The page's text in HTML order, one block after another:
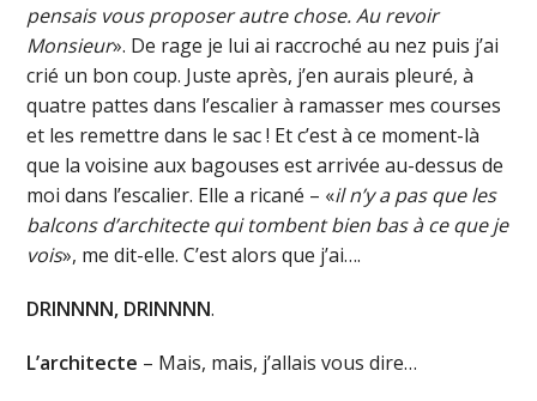
pensais vous proposer autre chose. Au revoir
Monsieur». De rage je lui ai raccroché au nez puis j’ai
crié un bon coup. Juste après, j’en aurais pleuré, à
quatre pattes dans l’escalier à ramasser mes courses
et les remettre dans le sac ! Et c’est à ce moment-là
que la voisine aux bagouses est arrivée au-dessus de
moi dans l’escalier. Elle a ricané – «il n’y a pas que les
balcons d’architecte qui tombent bien bas à ce que je
vois», me dit-elle. C’est alors que j’ai….
DRINNNN, DRINNNN.
L’architecte – Mais, mais, j’allais vous dire…